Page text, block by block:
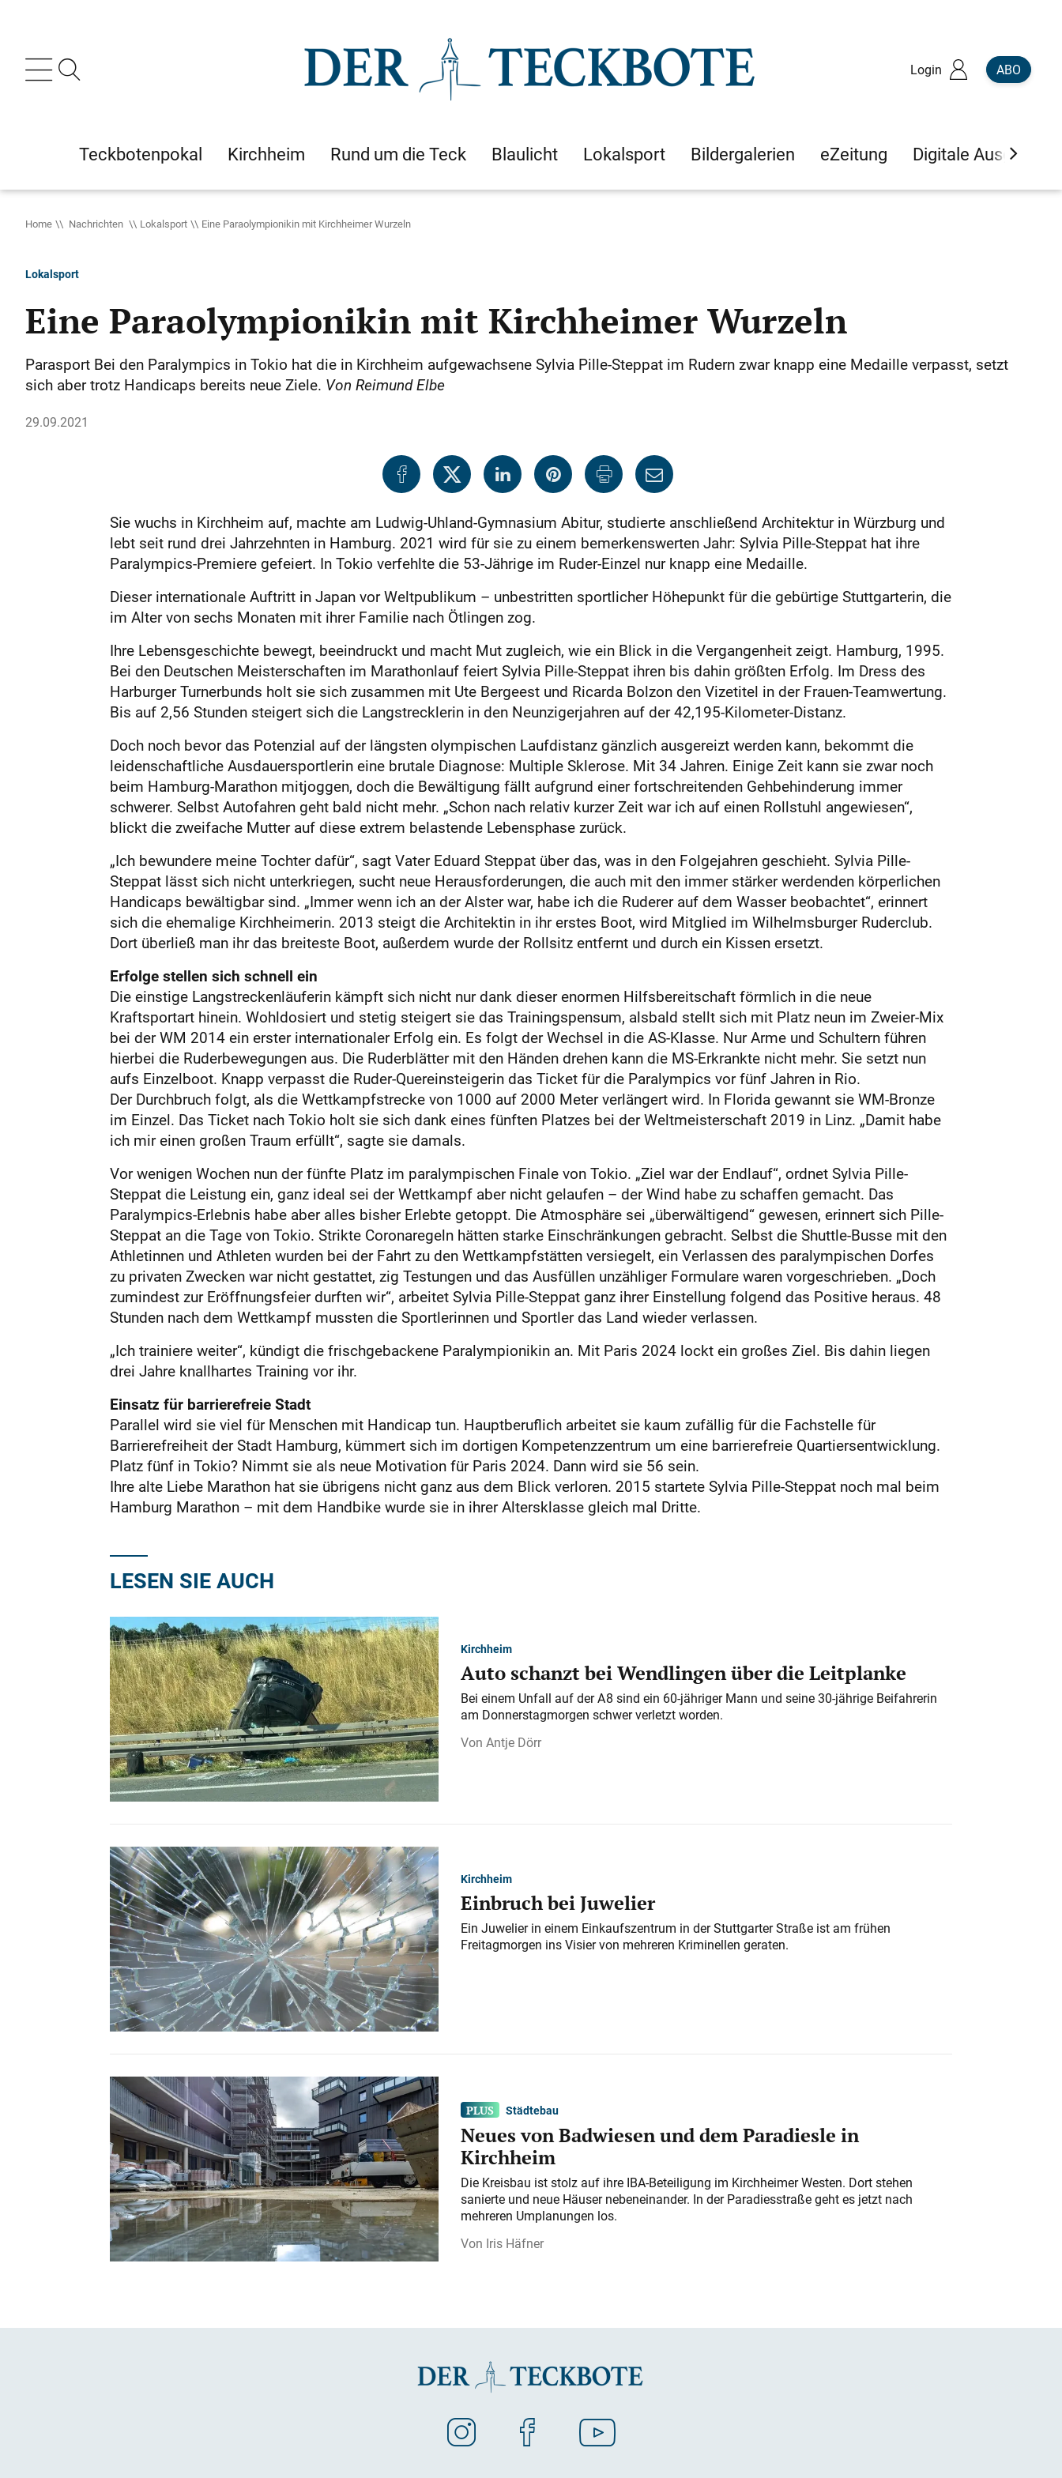
Login ABO
Teckbotenpokal Kirchheim Rund um die Teck Blaulicht Lokalsport Bildergalerien eZeitung Digitale Ausgaben
Home Nachrichten Lokalsport Eine Paraolympionikin mit Kirchheimer Wurzeln
Lokalsport
Eine Paraolympionikin mit Kirchheimer Wurzeln
Parasport Bei den Paralympics in Tokio hat die in Kirchheim aufgewachsene Sylvia Pille-Steppat im Rudern zwar knapp eine Medaille verpasst, setzt
sich aber trotz Handicaps bereits neue Ziele. Von Reimund Elbe
29.09.2021
Sie wuchs in Kirchheim auf, machte am Ludwig-Uhland-Gymnasium Abitur, studierte anschließend Architektur in Würzburg und
lebt seit rund drei Jahrzehnten in Hamburg. 2021 wird für sie zu einem bemerkenswerten Jahr: Sylvia Pille-Steppat hat ihre
Paralympics-Premiere gefeiert. In Tokio verfehlte die 53-Jährige im Ruder-Einzel nur knapp eine Medaille.
Dieser internationale Auftritt in Japan vor Weltpublikum – unbestritten sportlicher Höhepunkt für die gebürtige Stuttgarterin, die
im Alter von sechs Monaten mit ihrer Familie nach Ötlingen zog.
Ihre Lebensgeschichte bewegt, beeindruckt und macht Mut zugleich, wie ein Blick in die Vergangenheit zeigt. Hamburg, 1995.
Bei den Deutschen Meisterschaften im Marathonlauf feiert Sylvia Pille-Steppat ihren bis dahin größten Erfolg. Im Dress des
Harburger Turnerbunds holt sie sich zusammen mit Ute Bergeest und Ricarda Bolzon den Vizetitel in der Frauen-Teamwertung.
Bis auf 2,56 Stunden steigert sich die Langstrecklerin in den Neunzigerjahren auf der 42,195-Kilometer-Distanz.
Doch noch bevor das Potenzial auf der längsten olympischen Laufdistanz gänzlich ausgereizt werden kann, bekommt die
leidenschaftliche Ausdauersportlerin eine brutale Diagnose: Multiple Sklerose. Mit 34 Jahren. Einige Zeit kann sie zwar noch
beim Hamburg-Marathon mitjoggen, doch die Bewältigung fällt aufgrund einer fortschreitenden Gehbehinderung immer
schwerer. Selbst Autofahren geht bald nicht mehr. „Schon nach relativ kurzer Zeit war ich auf einen Rollstuhl angewiesen“,
blickt die zweifache Mutter auf diese extrem belastende Lebensphase zurück.
„Ich bewundere meine Tochter dafür“, sagt Vater Eduard Steppat über das, was in den Folgejahren geschieht. Sylvia Pille-
Steppat lässt sich nicht unterkriegen, sucht neue Herausforderungen, die auch mit den immer stärker werdenden körperlichen
Handicaps bewältigbar sind. „Immer wenn ich an der Alster war, habe ich die Ruderer auf dem Wasser beobachtet“, erinnert
sich die ehemalige Kirchheimerin. 2013 steigt die Architektin in ihr erstes Boot, wird Mitglied im Wilhelmsburger Ruderclub.
Dort überließ man ihr das breiteste Boot, außerdem wurde der Rollsitz entfernt und durch ein Kissen ersetzt.
Erfolge stellen sich schnell ein
Die einstige Langstreckenläuferin kämpft sich nicht nur dank dieser enormen Hilfsbereitschaft förmlich in die neue
Kraftsportart hinein. Wohldosiert und stetig steigert sie das Trainingspensum, alsbald stellt sich mit Platz neun im Zweier-Mix
bei der WM 2014 ein erster internationaler Erfolg ein. Es folgt der Wechsel in die AS-Klasse. Nur Arme und Schultern führen
hierbei die Ruderbewegungen aus. Die Ruderblätter mit den Händen drehen kann die MS-Erkrankte nicht mehr. Sie setzt nun
aufs Einzelboot. Knapp verpasst die Ruder-Quereinsteigerin das Ticket für die Paralympics vor fünf Jahren in Rio.
Der Durchbruch folgt, als die Wettkampfstrecke von 1000 auf 2000 Meter verlängert wird. In Florida gewannt sie WM-Bronze
im Einzel. Das Ticket nach Tokio holt sie sich dank eines fünften Platzes bei der Weltmeisterschaft 2019 in Linz. „Damit habe
ich mir einen großen Traum erfüllt“, sagte sie damals.
Vor wenigen Wochen nun der fünfte Platz im paralympischen Finale von Tokio. „Ziel war der Endlauf“, ordnet Sylvia Pille-
Steppat die Leistung ein, ganz ideal sei der Wettkampf aber nicht gelaufen – der Wind habe zu schaffen gemacht. Das
Paralympics-Erlebnis habe aber alles bisher Erlebte getoppt. Die Atmosphäre sei „überwältigend“ gewesen, erinnert sich Pille-
Steppat an die Tage von Tokio. Strikte Coronaregeln hätten starke Einschränkungen gebracht. Selbst die Shuttle-Busse mit den
Athletinnen und Athleten wurden bei der Fahrt zu den Wettkampfstätten versiegelt, ein Verlassen des paralympischen Dorfes
zu privaten Zwecken war nicht gestattet, zig Testungen und das Ausfüllen unzähliger Formulare waren vorgeschrieben. „Doch
zumindest zur Eröffnungsfeier durften wir“, arbeitet Sylvia Pille-Steppat ganz ihrer Einstellung folgend das Positive heraus. 48
Stunden nach dem Wettkampf mussten die Sportlerinnen und Sportler das Land wieder verlassen.
„Ich trainiere weiter“, kündigt die frischgebackene Paralympionikin an. Mit Paris 2024 lockt ein großes Ziel. Bis dahin liegen
drei Jahre knallhartes Training vor ihr.
Einsatz für barrierefreie Stadt
Parallel wird sie viel für Menschen mit Handicap tun. Hauptberuflich arbeitet sie kaum zufällig für die Fachstelle für
Barrierefreiheit der Stadt Hamburg, kümmert sich im dortigen Kompetenzzentrum um eine barrierefreie Quartiersentwicklung.
Platz fünf in Tokio? Nimmt sie als neue Motivation für Paris 2024. Dann wird sie 56 sein.
Ihre alte Liebe Marathon hat sie übrigens nicht ganz aus dem Blick verloren. 2015 startete Sylvia Pille-Steppat noch mal beim
Hamburg Marathon – mit dem Handbike wurde sie in ihrer Altersklasse gleich mal Dritte.
LESEN SIE AUCH
Kirchheim
Auto schanzt bei Wendlingen über die Leitplanke
Bei einem Unfall auf der A 8 sind ein 60-jähriger Mann und seine 30-jährige Beifahrerin
am Donnerstagmorgen schwer verletzt worden.
Antje Dörr
Kirchheim
Einbruch bei Juwelier
Ein Juwelier in einem Einkaufszentrum in der Stuttgarter Straße ist am frühen
Freitagmorgen ins Visier von mehreren Kriminellen geraten.
Städtebau
Neues von Badwiesen und dem Paradiesle in
Kirchheim
Die Kreisbau ist stolz auf ihre IBA-Beteiligung im Kirchheimer Westen. Dort stehen
sanierte und neue Häuser nebeneinander. In der Paradiesstraße geht es jetzt nach
mehreren Umplanungen los.
Iris Häfner